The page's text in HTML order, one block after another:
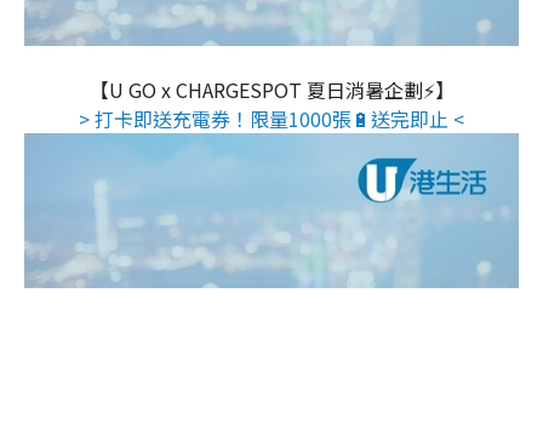
【U GO x CHARGESPOT 夏日消暑企劃⚡】
> 打卡即送充電券！限量1000張🔋送完即止 <